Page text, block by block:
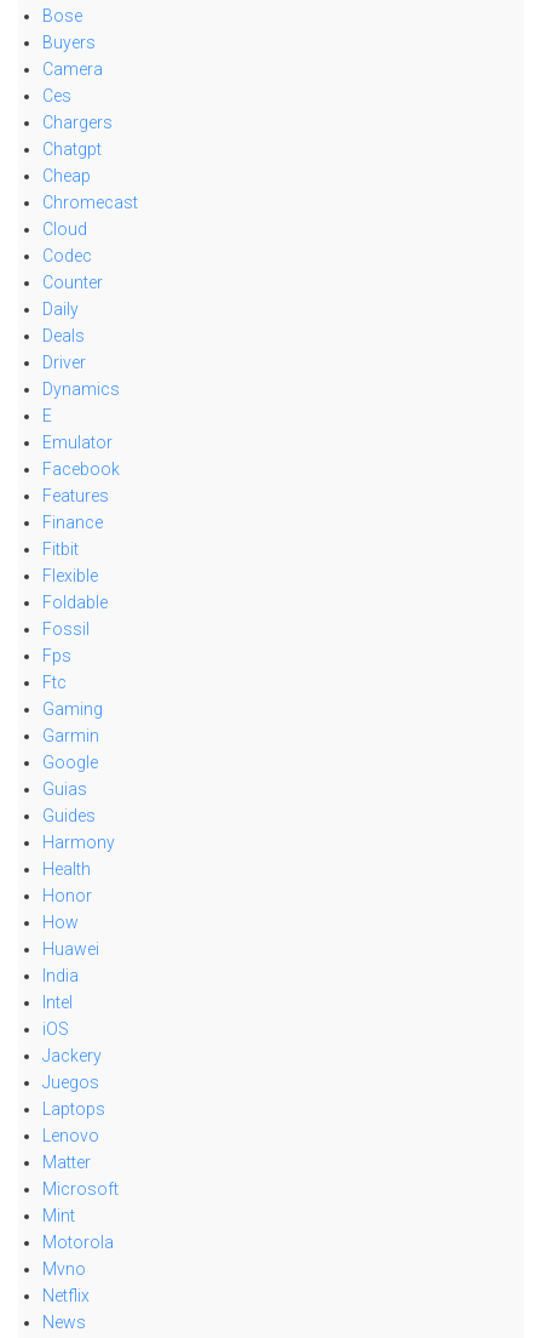
Bose
Buyers
Camera
Ces
Chargers
Chatgpt
Cheap
Chromecast
Cloud
Codec
Counter
Daily
Deals
Driver
Dynamics
E
Emulator
Facebook
Features
Finance
Fitbit
Flexible
Foldable
Fossil
Fps
Ftc
Gaming
Garmin
Google
Guias
Guides
Harmony
Health
Honor
How
Huawei
India
Intel
iOS
Jackery
Juegos
Laptops
Lenovo
Matter
Microsoft
Mint
Motorola
Mvno
Netflix
News